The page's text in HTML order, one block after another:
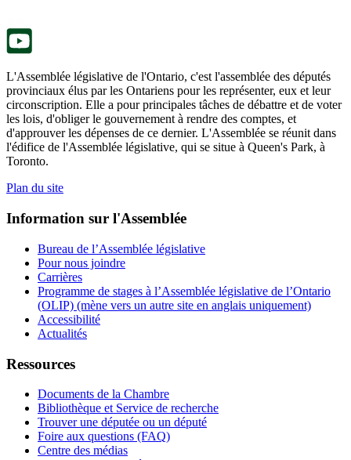
L'Assemblée législative de l'Ontario, c'est l'assemblée des députés
provinciaux élus par les Ontariens pour les représenter, eux et leur
circonscription. Elle a pour principales tâches de débattre et de voter
les lois, d'obliger le gouvernement à rendre des comptes, et
d'approuver les dépenses de ce dernier. L'Assemblée se réunit dans
l'édifice de l'Assemblée législative, qui se situe à Queen's Park, à
Toronto.
Plan du site
Information sur l'Assemblée
Bureau de l’Assemblée législative
Pour nous joindre
Carrières
Programme de stages à l’Assemblée législative de l’Ontario
(OLIP) (mène vers un autre site en anglais uniquement)
Accessibilité
Actualités
Ressources
Documents de la Chambre
Bibliothèque et Service de recherche
Trouver une députée ou un député
Foire aux questions (FAQ)
Centre des médias